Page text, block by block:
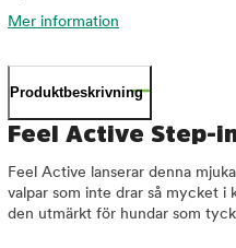
Mer information
Produktbeskrivning
Feel Active Step-
Feel Active lanserar denna
valpar som inte drar så mycket i
den utmärkt för hundar som